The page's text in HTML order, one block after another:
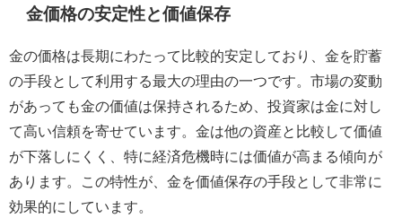
金価格の安定性と価値保存
金の価格は長期にわたって比較的安定しており、金を貯蓄
の手段として利用する最大の理由の一つです。市場の変動
があっても金の価値は保持されるため、投資家は金に対し
て高い信頼を寄せています。金は他の資産と比較して価値
が下落しにくく、特に経済危機時には価値が高まる傾向が
あります。この特性が、金を価値保存の手段として非常に
効果的にしています。